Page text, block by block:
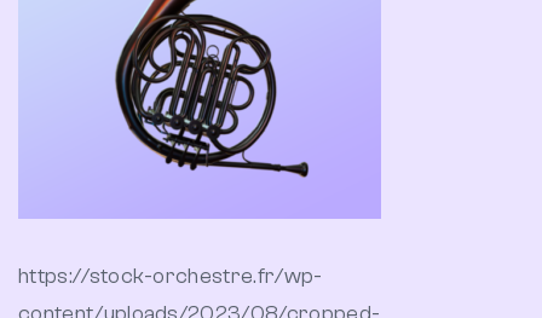
https://stock-orchestre.fr/wp-